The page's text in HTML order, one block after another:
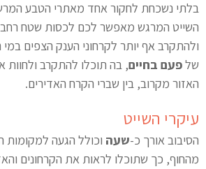
בלתי נשכחת לחקור אחד מאתרי הטבע
השייט המרגש מאפשר לכם לכסות שטח רחב
ולהתקרב אף יותר לקרחוני הענק הצפים במי
שלפעם בחיים, בה תוכלו להתקרב ולחוות
האזור מקרוב, בין שברי הקרח האדירים.
עיקרי השייט
הסיבוב אורך כ-שעה וכולל הגעה למקומות
מהחוף, כך שתוכלו לראות את הקרחונים